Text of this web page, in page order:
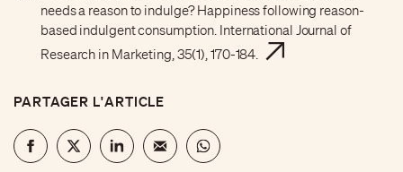
needs a reason to indulge? Happiness following reason-
based indulgent consumption. International Journal of
Research in Marketing, 35(1), 170-184.
PARTAGER L'ARTICLE